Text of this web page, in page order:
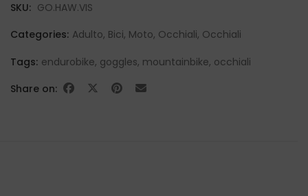
SKU: GO.HAW.VIS
Categories: Adulto, Bici, Moto, Occhiali, Occhiali
Tags: endurobike, goggles, mountainbike, occhiali
Share on: